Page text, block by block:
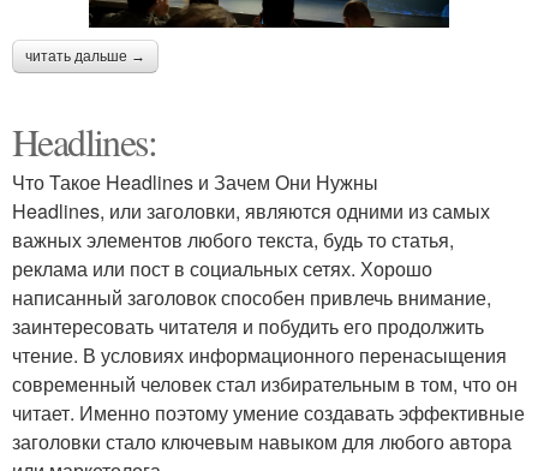
читать дальше →
Headlines:
Что Такое Headlines и Зачем Они Нужны
Headlines, или заголовки, являются одними из самых
важных элементов любого текста, будь то статья,
реклама или пост в социальных сетях. Хорошо
написанный заголовок способен привлечь внимание,
заинтересовать читателя и побудить его продолжить
чтение. В условиях информационного перенасыщения
современный человек стал избирательным в том, что он
читает. Именно поэтому умение создавать эффективные
заголовки стало ключевым навыком для любого автора